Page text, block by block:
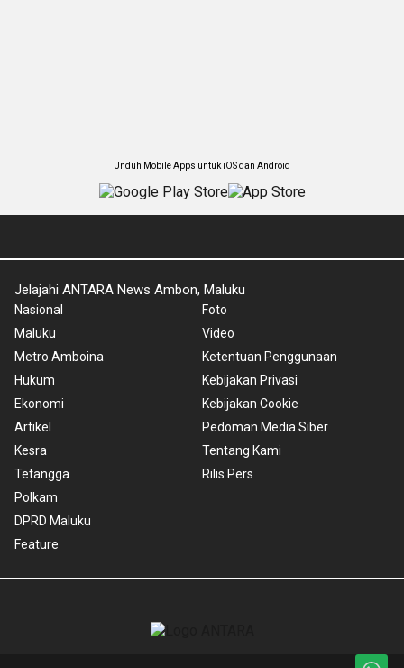
Unduh Mobile Apps untuk iOS dan Android
Jelajahi ANTARA News Ambon, Maluku
Nasional
Maluku
Metro Amboina
Hukum
Ekonomi
Artikel
Kesra
Tetangga
Polkam
DPRD Maluku
Feature
Foto
Video
Ketentuan Penggunaan
Kebijakan Privasi
Kebijakan Cookie
Pedoman Media Siber
Tentang Kami
Rilis Pers